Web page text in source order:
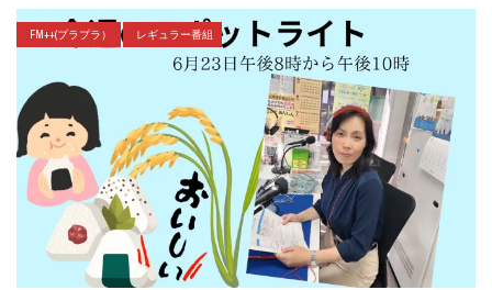
FM++(プラプラ） レギュラー番組